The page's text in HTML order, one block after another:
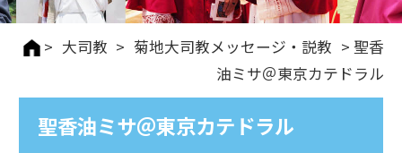
> 大司教 > 菊地大司教メッセージ・説教 > 聖香
油ミサ＠東京カテドラル
聖香油ミサ＠東京カテドラル